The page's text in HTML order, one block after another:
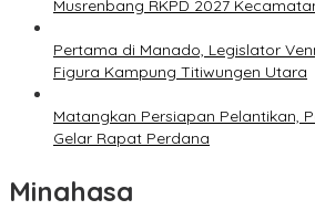
Musrenbang RKPD 2027
Pertama di Manado, Legislator
Figura Kampung Titiwungen Utara
Matangkan Persiapan Pelantikan,
Gelar Rapat Perdana
Minahasa